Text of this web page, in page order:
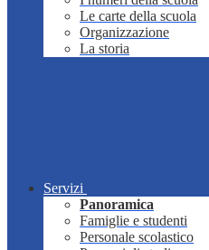
Le carte della scuola
Organizzazione
La storia
Servizi
Panoramica
Famiglie e studenti
Personale scolastico